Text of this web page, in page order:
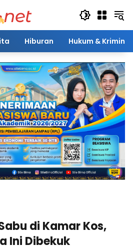
Hiburan Hukum & Kriminal
di Kamar Kos,
Ini Dibekuk